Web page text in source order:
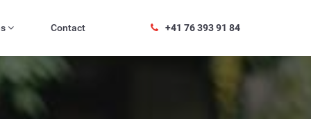
Contact +41 76 393 91 84